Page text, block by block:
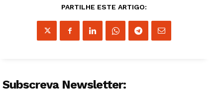
Institucional
Publicidade
PARTILHE ESTE ARTIGO:
Subscreva Newsletter: